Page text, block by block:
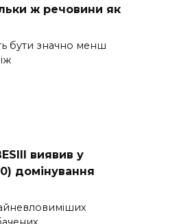
ж речовини як
бути значно менш
виявив у
домінування